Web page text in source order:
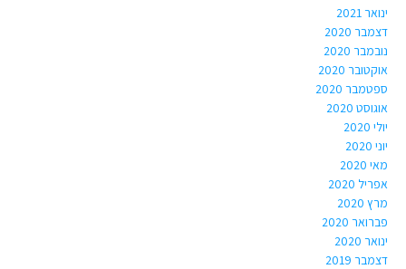
ינואר 2021
דצמבר 2020
נובמבר 2020
אוקטובר 2020
ספטמבר 2020
אוגוסט 2020
יולי 2020
יוני 2020
מאי 2020
אפריל 2020
מרץ 2020
פברואר 2020
ינואר 2020
דצמבר 2019